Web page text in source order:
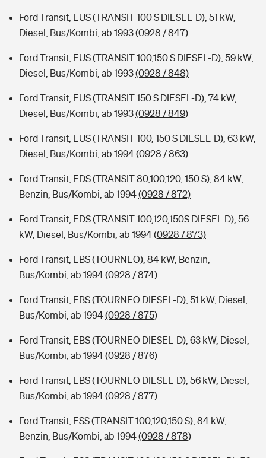
Ford Transit, EUS (TRANSIT 100 S DIESEL-D), 51 kW,
Diesel, Bus/Kombi, ab 1993(0928 / 847)
Ford Transit, EUS (TRANSIT 100,150 S DIESEL-D), 59 kW,
Diesel, Bus/Kombi, ab 1993(0928 / 848)
Ford Transit, EUS (TRANSIT 150 S DIESEL-D), 74 kW,
Diesel, Bus/Kombi, ab 1993(0928 / 849)
Ford Transit, EUS (TRANSIT 100, 150 S DIESEL-D), 63 kW,
Diesel, Bus/Kombi, ab 1994(0928 / 863)
Ford Transit, EDS (TRANSIT 80,100,120, 150 S), 84 kW,
Benzin, Bus/Kombi, ab 1994(0928 / 872)
Ford Transit, EDS (TRANSIT 100,120,150S DIESEL D), 56
kW, Diesel, Bus/Kombi, ab 1994(0928 / 873)
Ford Transit, EBS (TOURNEO), 84 kW, Benzin,
Bus/Kombi, ab 1994(0928 / 874)
Ford Transit, EBS (TOURNEO DIESEL-D), 51 kW, Diesel,
Bus/Kombi, ab 1994(0928 / 875)
Ford Transit, EBS (TOURNEO DIESEL-D), 63 kW, Diesel,
Bus/Kombi, ab 1994(0928 / 876)
Ford Transit, EBS (TOURNEO DIESEL-D), 56 kW, Diesel,
Bus/Kombi, ab 1994(0928 / 877)
Ford Transit, ESS (TRANSIT 100,120,150 S), 84 kW,
Benzin, Bus/Kombi, ab 1994(0928 / 878)